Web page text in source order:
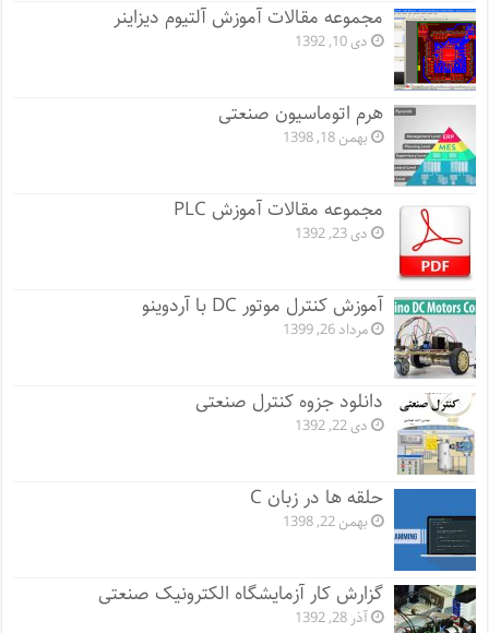
مجموعه مقالات آموزش آلتیوم دیزاینر
دی 10, 1392
هرم اتوماسیون صنعتی
بهمن 18, 1398
مجموعه مقالات آموزش PLC
دی 23, 1392
آموزش کنترل موتور DC با آردوینو
مرداد 26, 1399
دانلود جزوه کنترل صنعتی
دی 22, 1392
حلقه ها در زبان C
بهمن 22, 1398
گزارش کار آزمایشگاه الکترونیک صنعتی
آذر 28, 1392